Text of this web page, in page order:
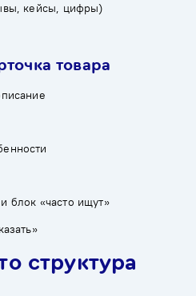
кейсы, цифры)
товара
блок «часто ищут»
структура